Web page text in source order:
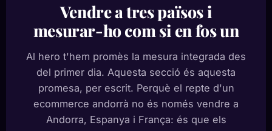
Vendre a tres països i
mesurar-ho com si en fos un
Al hero t'hem promès la mesura integrada des
del primer dia. Aquesta secció és aquesta
promesa, per escrit. Perquè el repte d'un
ecommerce andorrà no és només vendre a
Andorra, Espanya i França: és que els